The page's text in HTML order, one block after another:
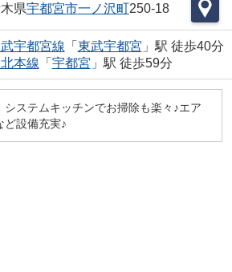
県宇都宮市一ノ沢町250-18
宇都宮線 「 東武宇都宮 」駅 徒歩40分
本線 「 宇都宮 」駅 徒歩59分
ステムキッチンでお掃除も楽々♪エア
ど設備充実♪